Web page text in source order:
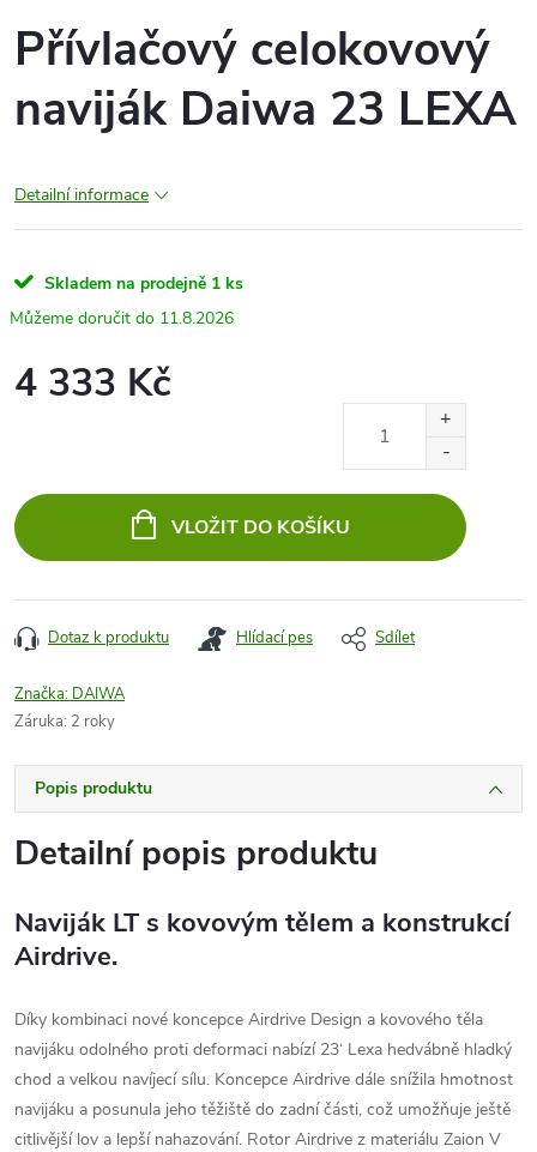
Přívlačový celokovový
naviják Daiwa 23 LEXA
Detailní informace
Skladem na prodejně 1 ks
11.8.2026
4 333 Kč
VLOŽIT DO KOŠÍKU
Dotaz k produktu Hlídací pes Sdílet
Značka: DAIWA
Záruka: 2 roky
Popis produktu
Detailní popis produktu
Naviják LT s kovovým tělem a konstrukcí
Airdrive.
Díky kombinaci nové koncepce Airdrive Design a kovového těla
navijáku odolného proti deformaci nabízí 23‘ Lexa hedvábně hladký
chod a velkou navíjecí sílu. Koncepce Airdrive dále snížila hmotnost
navijáku a posunula jeho těžiště do zadní části, což umožňuje ještě
citlivější lov a lepší nahazování. Rotor Airdrive z materiálu Zaion V